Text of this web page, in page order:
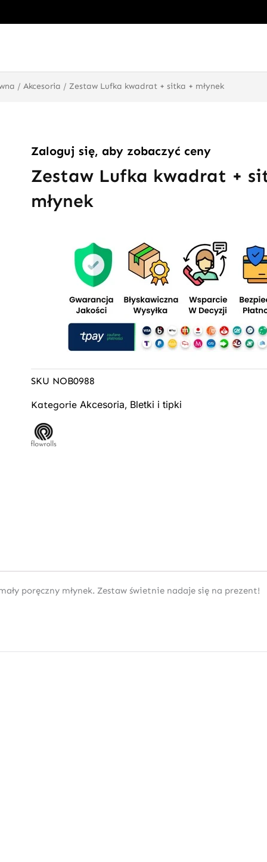
/ Akcesoria / Zestaw Lufka kwadrat + sitka + młynek
Zaloguj się, aby zobaczyć ceny
Zestaw Lufka kwadrat +
młynek
SKU NOB0988
Kategorie Akcesoria, Bletki i tipki
poręczny młynek. Zestaw świetnie nadaje się na prezent!